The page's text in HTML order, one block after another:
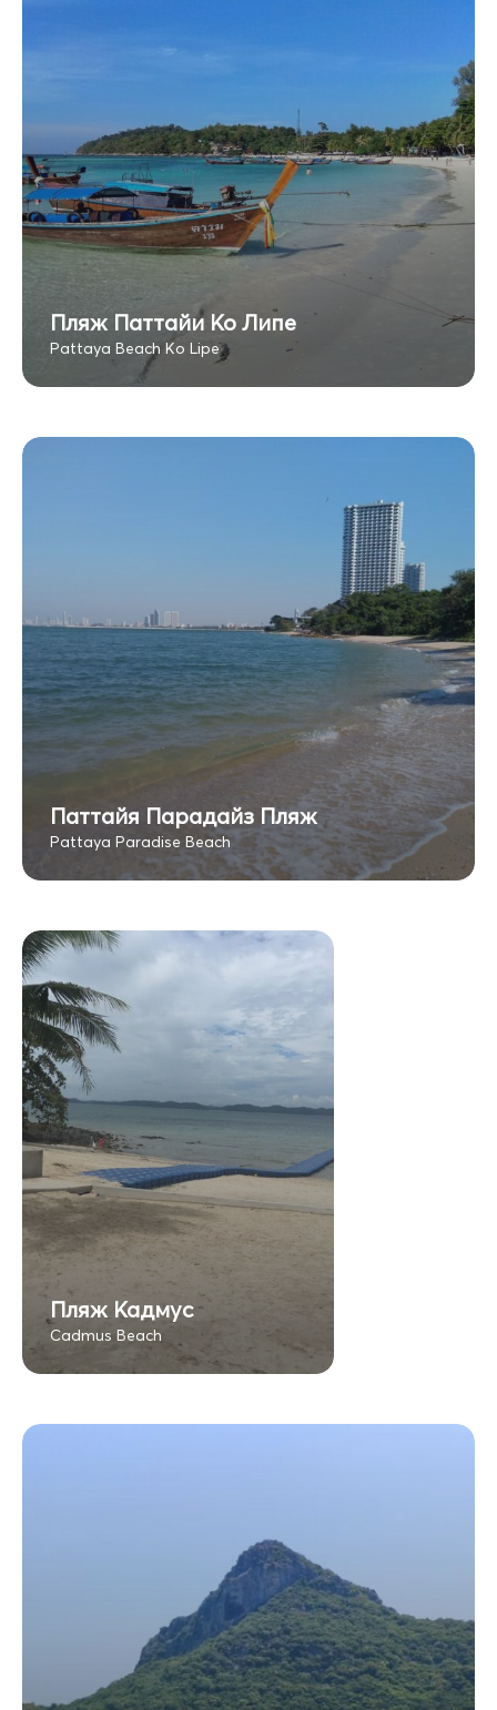
Пляж Паттайи Ко Липе
Pattaya Beach Ko Lipe
Паттайя Парадайз Пляж
Pattaya Paradise Beach
Пляж Кадмус
Cadmus Beach